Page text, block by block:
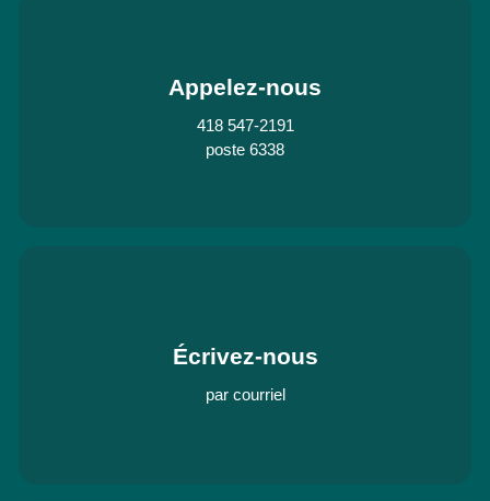
Appelez-nous
418 547-2191
poste 6338
Écrivez-nous
par courriel